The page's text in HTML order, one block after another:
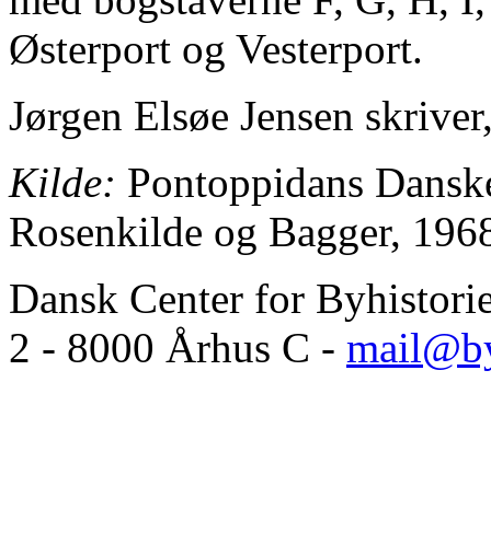
Østerport og Vesterport.
Jørgen Elsøe Jensen
Kilde: Pontoppidans
Rosenkilde og Bagger,
Dansk Center for
2 - 8000 Århus C -